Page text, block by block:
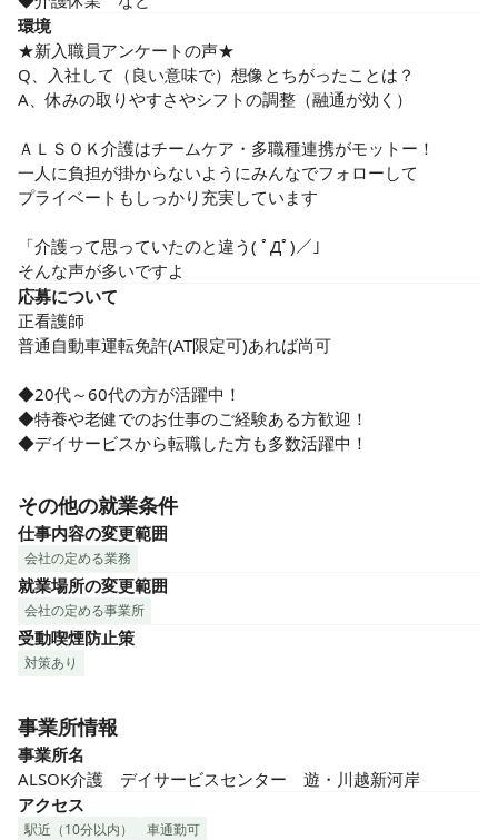
環境
★新入職員アンケートの声★
Q、入社して（良い意味で）想像とちがったことは？
A、休みの取りやすさやシフトの調整（融通が効く）
ＡＬＳＯＫ介護はチームケア・多職種連携がモットー！
一人に負担が掛からないようにみんなでフォローして
プライベートもしっかり充実しています
「介護って思っていたのと違う( ﾟДﾟ)／」
そんな声が多いですよ
応募について
正看護師
普通自動車運転免許(AT限定可)あれば尚可
◆20代～60代の方が活躍中！
◆特養や老健でのお仕事のご経験ある方歓迎！
◆デイサービスから転職した方も多数活躍中！
その他の就業条件
仕事内容の変更範囲
会社の定める業務
就業場所の変更範囲
会社の定める事業所
受動喫煙防止策
対策あり
事業所情報
事業所名
ALSOK介護　デイサービスセンター　遊・川越新河岸
アクセス
駅近（10分以内） 車通勤可